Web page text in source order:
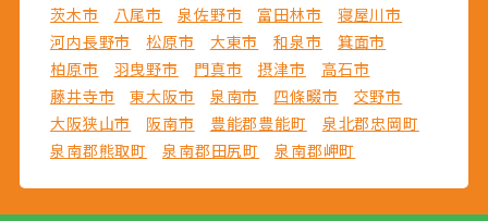
茨木市
八尾市 泉佐野市 富田林市
寝屋川市
河内長野市
松原市 大東市 和泉市
箕面市
柏原市
羽曳野市 門真市 摂津市
高石市
藤井寺市
東大阪市 泉南市 四條畷市
交野市
大阪狭山市
阪南市 豊能郡豊能町
泉北郡忠岡町
泉南郡熊取町
泉南郡田尻町 泉南郡岬町